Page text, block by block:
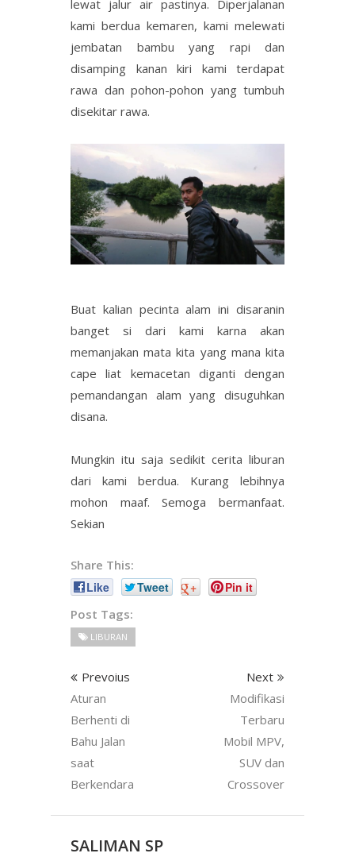
lewat jalur air pastinya. Diperjalanan
kami berdua kemaren, kami melewati
jembatan bambu yang rapi dan
disamping kanan kiri kami terdapat
rawa dan pohon-pohon yang tumbuh
disekitar rawa.
Buat kalian pecinta alam ini disaranin
banget si dari kami karna akan
memanjakan mata kita yang mana kita
cape liat kemacetan diganti dengan
pemandangan alam yang disuguhkan
disana.
Mungkin itu saja sedikit cerita liburan
dari kami berdua. Kurang lebihnya
mohon maaf. Semoga bermanfaat.
Sekian
Share This:
Like
Tweet +
Pin it
Post Tags:
LIBURAN
Prevoius
Aturan
Berhenti di
Bahu Jalan
saat
Berkendara
Next
Modifikasi
Terbaru
Mobil MPV,
SUV dan
Crossover
SALIMAN SP